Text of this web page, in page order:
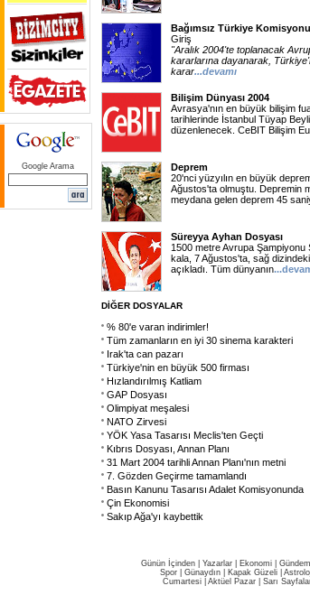
Google Arama
Bağımsız Türkiye
Giriş
"Aralık 2004'te toplanacak
kararlarına dayanarak,
karar...devamı
Bilişim Dünyası 2004
Avrasya'nın en büyük bilişim
tarihlerinde İstanbul Tüyap
düzenlenecek. CeBIT Bilişim
Deprem
20'nci yüzyılın en büyük
Ağustos'ta olmuştu. Depremin
meydana gelen deprem 45
Süreyya Ayhan Dosyası
1500 metre Avrupa Şampiyonu
kala, 7 Ağustos'ta, sağ
açıkladı. Tüm dünyanın
DİĞER DOSYALAR
% 80'e varan indirimler!
Tüm zamanların en iyi 30 sinema karakteri
Irak'ta can pazarı
Türkiye'nin en büyük 500 firması
Hızlandırılmış Katliam
GAP Dosyası
Olimpiyat meşalesi
NATO Zirvesi
YÖK Yasa Tasarısı Meclis'ten Geçti
Kıbrıs Dosyası, Annan Planı
31 Mart 2004 tarihli Annan Planı'nın metni
7. Gözden Geçirme tamamlandı
Basın Kanunu Tasarısı Adalet Komisyonunda
Çin Ekonomisi
Sakıp Ağa'yı kaybettik
Günün İçinden Yazarlar Ekonomi Gündem
Spor
Günaydın Kapak Güzeli
Cumartesi| Aktüel Pazar| Sarı